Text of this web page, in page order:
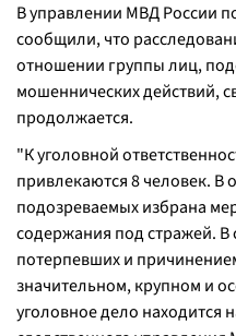
В управлении МВД России
сообщили, что
отношении группы лиц,
мошеннических действий,
продолжается.
"К уголовной
привлекаются 8 человек.
подозреваемых избрана
содержания под стражей. В
потерпевших и
значительном, крупном и
уголовное дело находится